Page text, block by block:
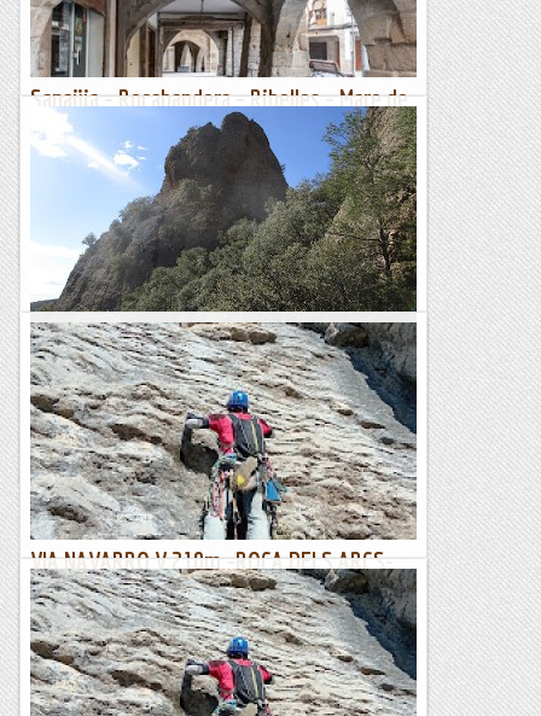
Sanaüja – Rocabandera – Ribelles – Mare de
Déu dels Esclopets - Sanaüja (563 m)
Dijous 29 de febrer de 2024Hora de sortida: ¾ de set del
matí. Ubicació: Comarca de la Segarra. Temps aproximat: 3
h 30 min (8,8 km) Desnivell: 209 m...
Maifemcim.cat
L'Esperó Nord al Gep dels Torms.
Escalar una mica, ha estat l'excusa per sortir de casa i, el fort
vent (i les obligacions familiars) el motiu per tornar-hi. Així
que he anat a la Mòra Comdal després de...
Romàntic Guerrer
VIA NAVARRO V 210m.-ROCA DELS ARCS-
MONTSEC DE RUBIES
Quant les nenes eren petites anaven a estudi a l’escola del
poble...ara en diuen escoles rurals...suposo que es per que la
nostra canalla saben distingir si un tractor...
Lo gall